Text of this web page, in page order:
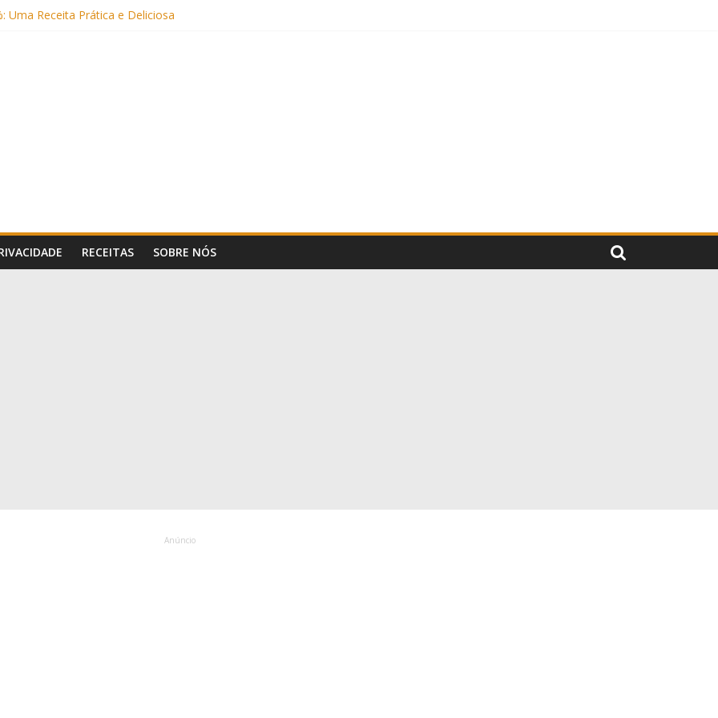
Uma Receita Prática e Deliciosa
e Boa para o Intestino
Alulose)
RECEITAS SOBRE NÓS
Anúncio